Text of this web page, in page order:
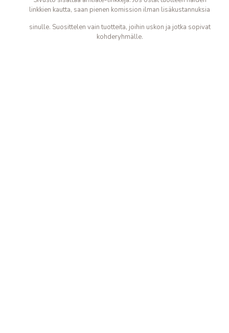
linkkien kautta, saan pienen komission ilman lisäkustannuksia
sinulle. Suosittelen vain tuotteita, joihin uskon ja jotka sopivat
kohderyhmälle.